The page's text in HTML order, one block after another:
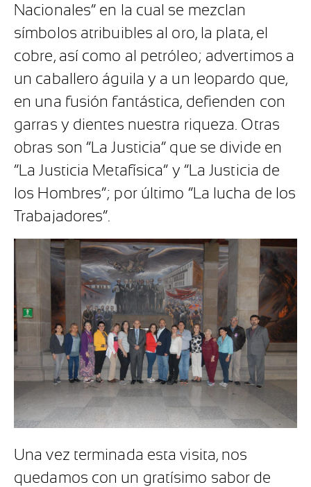
Nacionales” en la cual se mezclan
símbolos atribuibles al oro, la plata, el
cobre, así como al petróleo; advertimos a
un caballero águila y a un leopardo que,
en una fusión fantástica, defienden con
garras y dientes nuestra riqueza. Otras
obras son “La Justicia” que se divide en
“La Justicia Metafísica” y “La Justicia de
los Hombres”; por último “La lucha de los
Trabajadores”.
Una vez terminada esta visita, nos
quedamos con un gratísimo sabor de